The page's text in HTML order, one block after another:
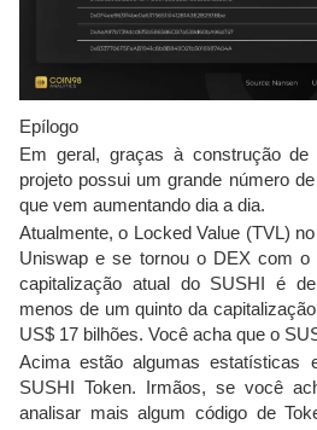
Epílogo
Em geral, graças à construção
projeto possui um grande número
que vem aumentando dia a dia.
Atualmente, o Locked Value (TVL)
Uniswap e se tornou o DEX com o
capitalização atual do SUSHI é
menos de um quinto da
US$ 17 bilhões. Você acha que o
Acima estão algumas estatísticas
SUSHI Token. Irmãos, se você
analisar mais algum código de